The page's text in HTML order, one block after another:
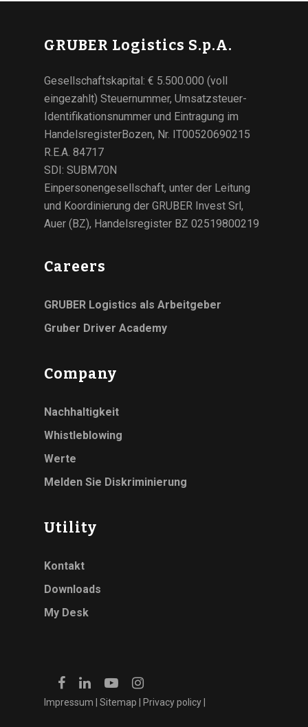
GRUBER Logistics S.p.A.
Gesellschaftskapital: € 5.500.000 (voll
eingezahlt) Steuernummer, Umsatzsteuer-
Identifikationsnummer und Eintragung im
HandelsregisterBozen, Nr. IT00520690215
R.E.A. 84717
SDI: SUBM70N
Einpersonengesellschaft, unter der Leitung
und Koordinierung der GRUBER Invest Srl,
Auer (BZ), Handelsregister BZ 02519800219
Careers
GRUBER Logistics als Arbeitgeber
Gruber Driver Academy
Company
Nachhaltigkeit
Whistleblowing
Werte
Melden Sie Diskriminierung
Utility
Kontakt
Downloads
My Desk
Impressum Sitemap Privacy policy